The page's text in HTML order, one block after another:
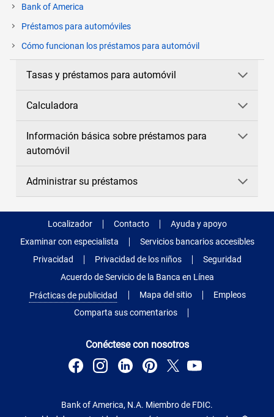
Bank of America
Préstamos para automóviles
Cómo funcionan los préstamos para automóvil
Tasas y préstamos para automóvil
Calculadora
Información básica sobre préstamos para
automóvil
Administrar su préstamos
Localizador Contacto
Ayuda y apoyo
Examinar con especialista
Servicios bancarios accesibles
Privacidad
Privacidad de los niños
Seguridad
Acuerdo de Servicio de la Banca en Línea
Prácticas de publicidad
Mapa del sitio
Empleos
Comparta sus comentarios
Conéctese con nosotros
Bank of America, N.A. Miembro de FDIC.